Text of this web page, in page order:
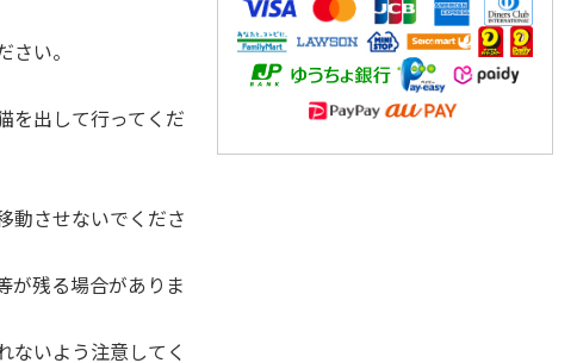
い。
を出して行ってくだ
動させないでくださ
が残る場合がありま
ないよう注意してく